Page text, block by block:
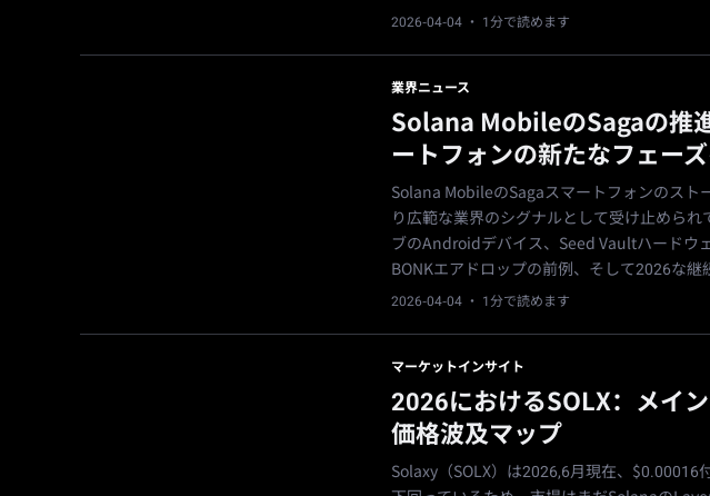
2026-04-04 · 1分で読めます
業界ニュース
Solana MobileのSagaの推
ートフォンの新たなフェー
Solana MobileのSagaスマートフォンのスト
り広範な業界のシグナルとして受け止めら
ブのAndroidデバイス、Seed Vaultハードウ
BONKエアドロップの前例、そして2026な継
2026-04-04 · 1分で読めます
マーケットインサイト
2026におけるSOLX：メイ
価格波及マップ
Solaxy（SOLX）は2026,6月現在、$0.00016